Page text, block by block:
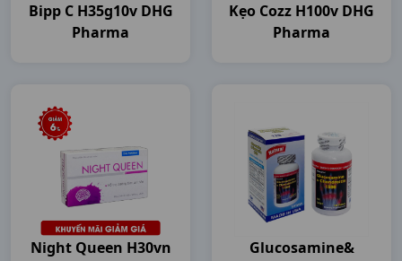
Bipp C H35g10v DHG
Pharma
Kẹo Cozz H100v DHG
Pharma
Night Queen H30vn
Glucosamine&